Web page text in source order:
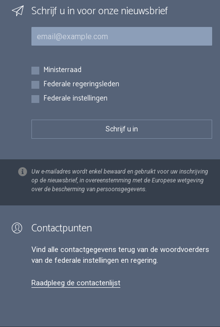
Schrijf u in voor onze nieuwsbrief
E-mail
Inschrijvingen
Ministerraad
Federale regeringsleden
Federale instellingen
Uw e-mailadres wordt enkel bewaard en gebruikt voor uw inschrijving
op de nieuwsbrief, in overeenstemming met de Europese wetgeving
over de bescherming van persoonsgegevens.
Contactpunten
Vind alle contactgegevens terug van de woordvoerders
van de federale instellingen en regering.
Raadpleeg de contactenlijst